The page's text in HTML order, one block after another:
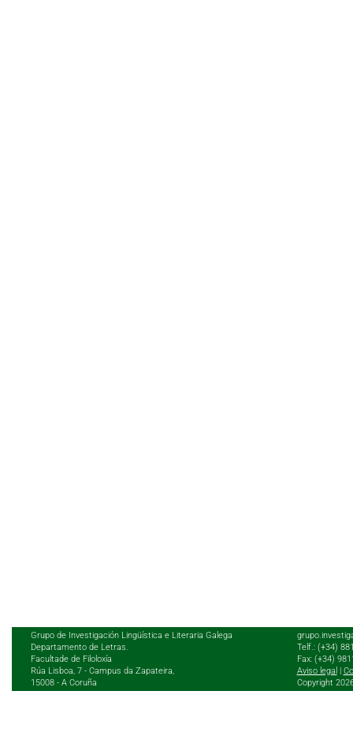
Grupo de Investigación Lingüística e Literaria Galega
Departamento de Letras.
Facultade de Filoloxía
Rúa Lisboa, 7 - Campus da Zapateira,
15008 - A Coruña
Telf.: (+34)
Fax: (+34)
Aviso legal
Copyright